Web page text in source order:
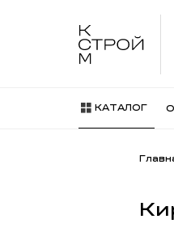
КАТАЛОГ